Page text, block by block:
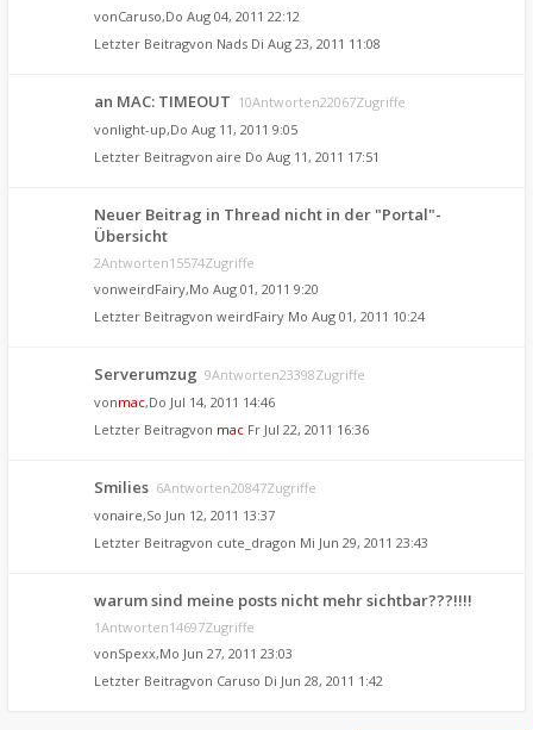
vonCaruso,Do Aug 04, 2011 22:12
Letzter Beitragvon Nads Di Aug 23, 2011 11:08
an MAC: TIMEOUT 10Antworten22067Zugriffe
vonlight-up,Do Aug 11, 2011 9:05
Letzter Beitragvon aire Do Aug 11, 2011 17:51
Neuer Beitrag in Thread nicht in der "Portal"-
Übersicht
2Antworten15574Zugriffe
vonweirdFairy,Mo Aug 01, 2011 9:20
Letzter Beitragvon weirdFairy Mo Aug 01, 2011 10:24
Serverumzug 9Antworten23398Zugriffe
vonmac,Do Jul 14, 2011 14:46
Letzter Beitragvon mac Fr Jul 22, 2011 16:36
Smilies 6Antworten20847Zugriffe
vonaire,So Jun 12, 2011 13:37
Letzter Beitragvon cute_dragon Mi Jun 29, 2011 23:43
warum sind meine posts nicht mehr sichtbar???!!!!
1Antworten14697Zugriffe
vonSpexx,Mo Jun 27, 2011 23:03
Letzter Beitragvon Caruso Di Jun 28, 2011 1:42